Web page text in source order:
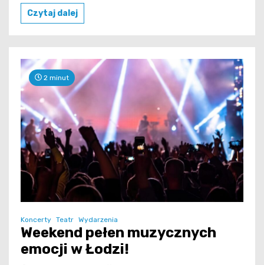
Czytaj dalej
2 minut
Koncerty Teatr Wydarzenia
Weekend pełen muzycznych
emocji w Łodzi!